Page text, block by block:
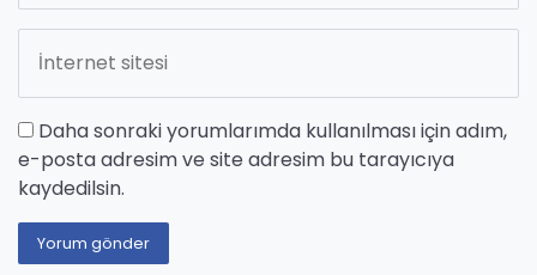
Daha sonraki yorumlarımda kullanılması için adım,
e-posta adresim ve site adresim bu tarayıcıya
kaydedilsin.